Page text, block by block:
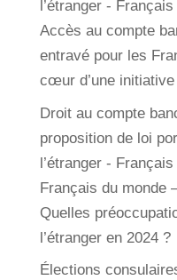
l’étranger -
Accès au compte
entravé pour les
cœur d’une
Droit au compte
proposition de loi
l’étranger -
Français du monde
Quelles
l’étranger en 2024 ?
Élections